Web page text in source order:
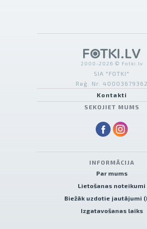
2000-2026 © Fotki.lv
SIA "FOTKI"
Reģ. Nr. 40003679362
Kontakti
SEKOJIET MUMS
INFORMĀCIJA
Par mums
Lietošanas noteikumi
Biežāk uzdotie jautājumi
Izgatavošanas laiks